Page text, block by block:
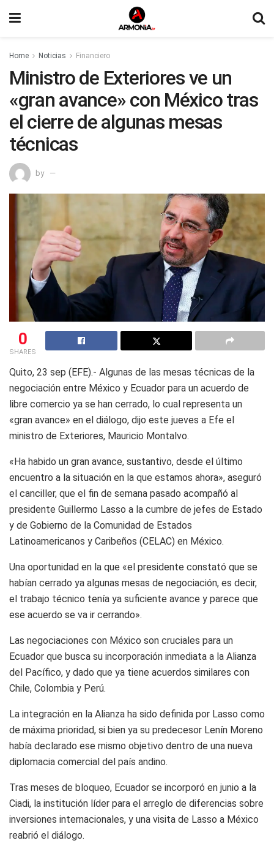
Home Noticias Financiero
Ministro de Exteriores ve un
«gran avance» con México tras
el cierre de algunas mesas
técnicas
by
0
SHARES
Quito, 23 sep (EFE).- Algunas de las mesas técnicas de la
negociación entre México y Ecuador para un acuerdo de
libre comercio ya se han cerrado, lo cual representa un
«gran avance» en el diálogo, dijo este jueves a Efe el
ministro de Exteriores, Mauricio Montalvo.
«Ha habido un gran avance, sustantivo, desde el último
encuentro a la situación en la que estamos ahora», aseguró
el canciller, que el fin de semana pasado acompañó al
presidente Guillermo Lasso a la cumbre de jefes de Estado
y de Gobierno de la Comunidad de Estados
Latinoamericanos y Caribeños (CELAC) en México.
Una oportunidad en la que «el presidente constató que se
habían cerrado ya algunas mesas de negociación, es decir,
el trabajo técnico tenía ya suficiente avance y parece que
ese acuerdo se va ir cerrando».
Las negociaciones con México son cruciales para un
Ecuador que busca su incorporación inmediata a la Alianza
del Pacífico, y dado que ya tiene acuerdos similares con
Chile, Colombia y Perú.
La integración en la Alianza ha sido definida por Lasso como
de máxima prioridad, si bien ya su predecesor Lenín Moreno
había declarado ese mismo objetivo dentro de una nueva
diplomacia comercial del país andino.
Tras meses de bloqueo, Ecuador se incorporó en junio a la
Ciadi, la institución líder para el arreglo de diferencias sobre
inversiones internacionales, y una visita de Lasso a México
reabrió el diálogo.